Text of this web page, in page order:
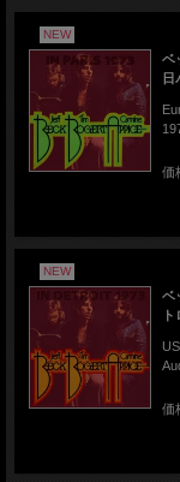
NEW
ベ
日
価
NEW
ベ
価